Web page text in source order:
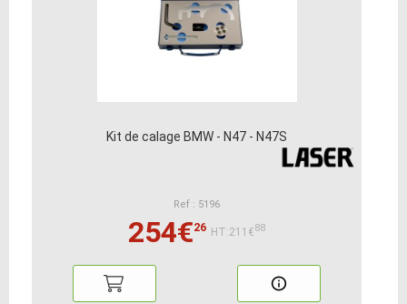
Kit de calage BMW - N47 - N47S
Ref : 5196
254€26 HT:211€88